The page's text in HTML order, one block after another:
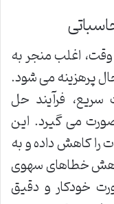
اغلب منجر به
پرهزینه می شود.
فرآیند حل
می گیرد. این
را کاهش داده و به
خطاهای سهوی
خودکار و دقیق